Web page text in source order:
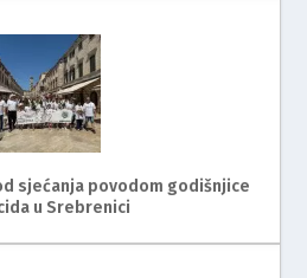
sjećanja povodom godišnjice
u Srebrenici